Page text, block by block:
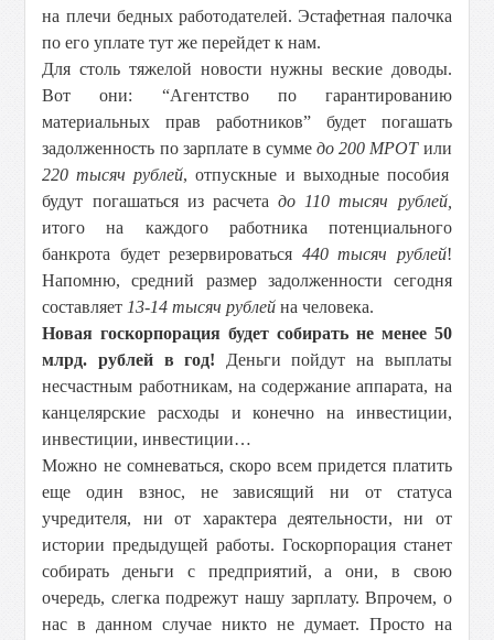
на плечи бедных работодателей. Эстафетная палочка
по его уплате тут же перейдет к нам.
Для столь тяжелой новости нужны веские доводы.
Вот они: “Агентство по гарантированию
материальных прав работников” будет погашать
задолженность по зарплате в суммедо 200 МРОТ или
220 тысяч рублей, отпускные и выходные пособия
будут погашаться из расчетадо 110 тысяч рублей,
итого на каждого работника потенциального
банкрота будет резервироваться 440 тысяч рублей!
Напомню, средний размер задолженности сегодня
составляет 13-14 тысяч рублей на человека.
Новая госкорпорация будет собирать не менее 50
млрд. рублей в год! Деньги пойдут на выплаты
несчастным работникам, на содержание аппарата, на
канцелярские расходы и конечно на инвестиции,
инвестиции, инвестиции…
Можно не сомневаться, скоро всем придется платить
еще один взнос, не зависящий ни от статуса
учредителя, ни от характера деятельности, ни от
истории предыдущей работы. Госкорпорация станет
собирать деньги с предприятий, а они, в свою
очередь, слегка подрежут нашу зарплату. Впрочем, о
нас в данном случае никто не думает. Просто на